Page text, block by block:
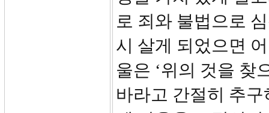
로 죄와 불법으로
시 살게 되었으면
울은 ‘위의 것을 찾
바라고 간절히 추